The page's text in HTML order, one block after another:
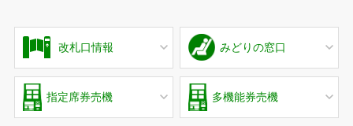
改札口情報 みどりの窓口
指定席券売機 多機能券売機